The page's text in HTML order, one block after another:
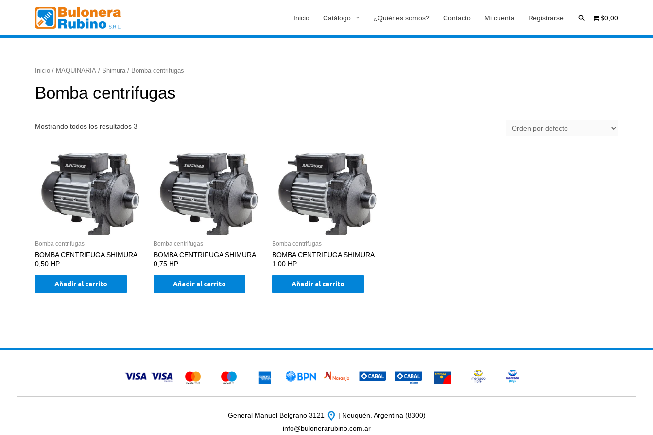
Inicio Catálogo ¿Quiénes somos? Contacto Mi cuenta Registrarse Buscar$0,00
Inicio / MAQUINARIA / Shimura / Bomba centrifugas
Bomba centrifugas
Mostrando todos los resultados 3
Bomba centrifugas
BOMBA CENTRIFUGA SHIMURA
0,50 HP
Añadir al carrito
Bomba centrifugas
BOMBA CENTRIFUGA SHIMURA
0,75 HP
Añadir al carrito
Bomba centrifugas
BOMBA CENTRIFUGA SHIMURA
1.00 HP
Añadir al carrito
General Manuel Belgrano 3121
| Neuquén, Argentina (8300)
info@bulonerarubino.com.ar